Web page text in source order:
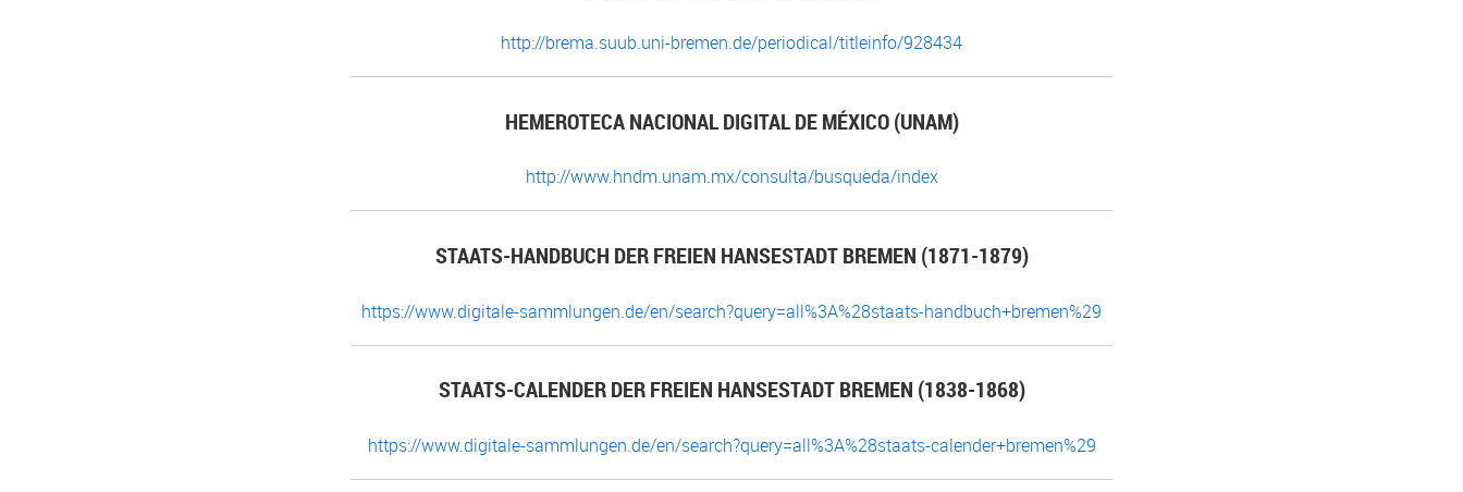
http://brema.suub.uni-bremen.de/periodical/titleinfo/928434
HEMEROTECA NACIONAL DIGITAL DE MÉXICO (UNAM)
http://www.hndm.unam.mx/consulta/busqueda/index
STAATS-HANDBUCH DER FREIEN HANSESTADT BREMEN (1871-1879)
https://www.digitale-sammlungen.de/en/search?query=all%3A%28staats-handbuch+bremen%29
STAATS-CALENDER DER FREIEN HANSESTADT BREMEN (1838-1868)
https://www.digitale-sammlungen.de/en/search?query=all%3A%28staats-calender+bremen%29